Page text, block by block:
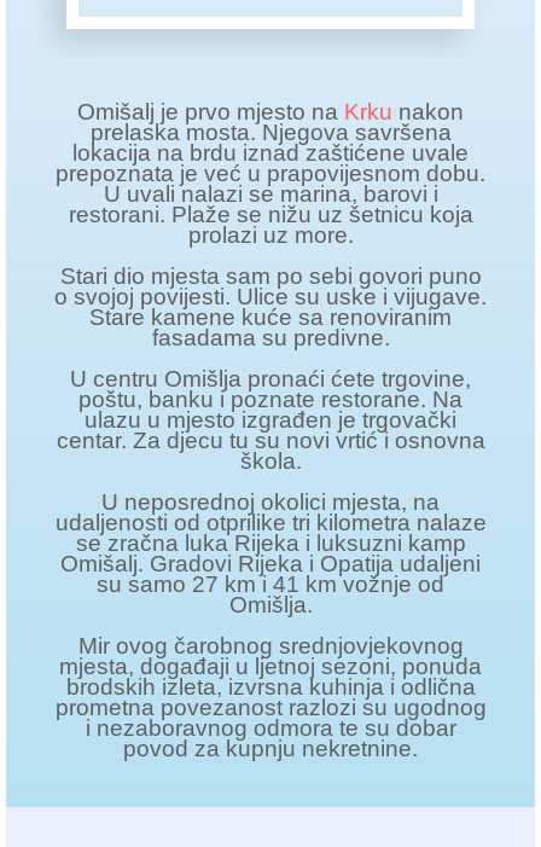
Omišalj je prvo mjesto na Krku nakon
prelaska mosta. Njegova savršena
lokacija na brdu iznad zaštićene uvale
prepoznata je već u prapovijesnom dobu.
U uvali nalazi se marina, barovi i
restorani. Plaže se nižu uz šetnicu koja
prolazi uz more.
Stari dio mjesta sam po sebi govori puno
o svojoj povijesti. Ulice su uske i vijugave.
Stare kamene kuće sa renoviranim
fasadama su predivne.
U centru Omišlja pronaći ćete trgovine,
poštu, banku i poznate restorane. Na
ulazu u mjesto izgrađen je trgovački
centar. Za djecu tu su novi vrtić i osnovna
škola.
U neposrednoj okolici mjesta, na
udaljenosti od otprilike tri kilometra nalaze
se zračna luka Rijeka i luksuzni kamp
Omišalj. Gradovi Rijeka i Opatija udaljeni
su samo 27 km i 41 km vožnje od
Omišlja.
Mir ovog čarobnog srednjovjekovnog
mjesta, događaji u ljetnoj sezoni, ponuda
brodskih izleta, izvrsna kuhinja i odlična
prometna povezanost razlozi su ugodnog
i nezaboravnog odmora te su dobar
povod za kupnju nekretnine.